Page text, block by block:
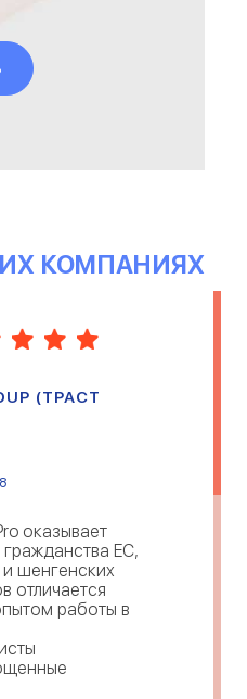
КОМПАНИЯХ
(ТРАСТ
оказывает
ЕС,
шенгенских
отличается
работы в